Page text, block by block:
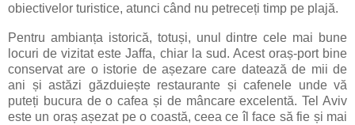
obiectivelor turistice, atunci când nu petreceți timp pe plajă.
Pentru ambianța istorică, totuși, unul dintre cele mai bune
locuri de vizitat este Jaffa, chiar la sud. Acest oraș-port bine
conservat are o istorie de așezare care datează de mii de
ani și astăzi găzduiește restaurante și cafenele unde vă
puteți bucura de o cafea și de mâncare excelentă. Tel Aviv
este un oraș așezat pe o coastă, ceea ce îl face să fie și mai